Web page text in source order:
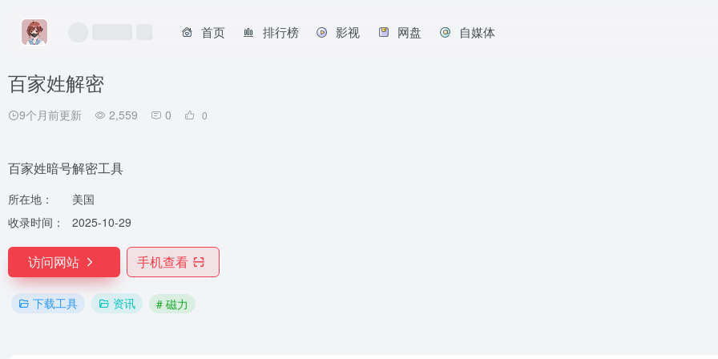
首页 排行榜 影视 网盘 自媒体
百家姓解密
9个月前更新 2,559 0 0
百家姓暗号解密工具
所在地：
美国
收录时间：
2025-10-29
访问网站 手机查看
下载工具 资讯 # 磁力